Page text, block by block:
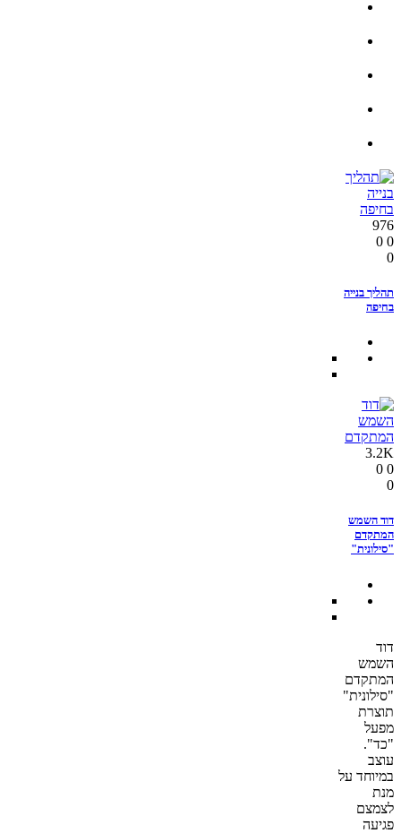
976
0
0
0
תהליך בנייה
בחיפה
3.2K
0
0
0
דוד השמש
המתקדם
"סילונית"
דוד
השמש
המתקדם
"סילונית"
תוצרת
מפעל
"כד".
עוצב
במיוחד על
מנת
לצמצם
פגיעה